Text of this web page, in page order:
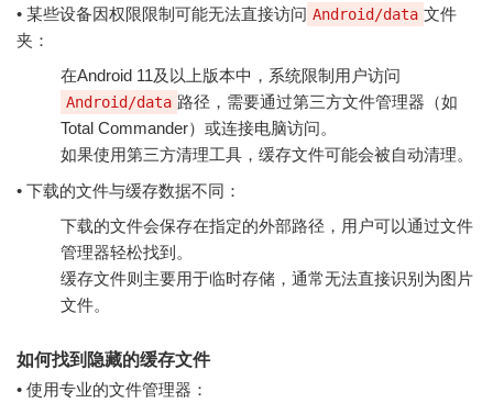
• 某些设备因权限限制可能无法直接访问 Android/data 文件
夹：
在Android 11及以上版本中，系统限制用户访问
Android/data 路径，需要通过第三方文件管理器（如
Total Commander）或连接电脑访问。
如果使用第三方清理工具，缓存文件可能会被自动清理。
• 下载的文件与缓存数据不同：
下载的文件会保存在指定的外部路径，用户可以通过文件
管理器轻松找到。
缓存文件则主要用于临时存储，通常无法直接识别为图片
文件。
如何找到隐藏的缓存文件
• 使用专业的文件管理器：